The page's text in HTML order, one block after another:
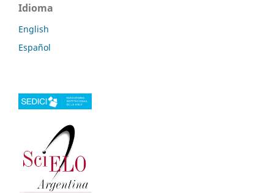
Idioma
English
Español